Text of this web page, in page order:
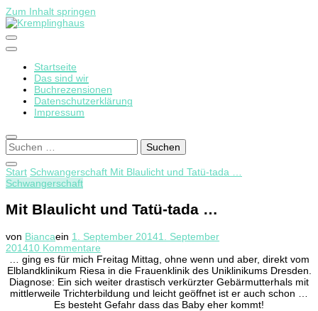
Zum Inhalt springen
Kremplinghaus
Startseite
Das sind wir
Buchrezensionen
Datenschutzerklärung
Impressum
Suchen
nach:
Start Schwangerschaft Mit Blaulicht und Tatü-tada …
Schwangerschaft
Mit Blaulicht und Tatü-tada …
von Biancaein 1. September 20141. September
201410 Kommentare
Mit
Blaulicht
und
Tatü-
tada
… ging es für mich Freitag Mittag, ohne wenn und aber, direkt vom
Elblandklinikum Riesa in die Frauenklinik des Uniklinikums Dresden.
Diagnose: Ein sich weiter drastisch verkürzter Gebärmutterhals mit
mittlerweile Trichterbildung und leicht geöffnet ist er auch schon …
Es besteht Gefahr dass das Baby eher kommt!